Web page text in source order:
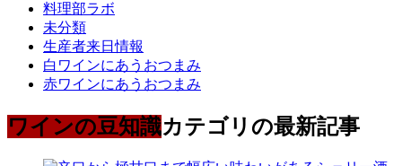
料理部ラボ
未分類
生産者来日情報
白ワインにあうおつまみ
赤ワインにあうおつまみ
ワインの豆知識カテゴリの最新記事